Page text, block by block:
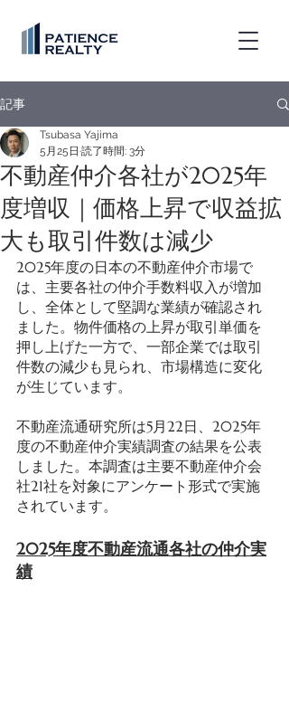
記事
不動産仲介各社が2025年
度増収｜価格上昇で収益拡
大も取引件数は減少
Tsubasa Yajima
5月25日 読了時間: 3分
2025年度の日本の不動産仲介市場で
は、主要各社の仲介手数料収入が増加
し、全体として堅調な業績が確認され
ました。物件価格の上昇が取引単価を
押し上げた一方で、一部企業では取引
件数の減少も見られ、市場構造に変化
が生じています。
不動産流通研究所は5月22日、2025年
度の不動産仲介実績調査の結果を公表
しました。本調査は主要不動産仲介会
社21社を対象にアンケート形式で実施
されています。
2025年度不動産流通各社の仲介実
績